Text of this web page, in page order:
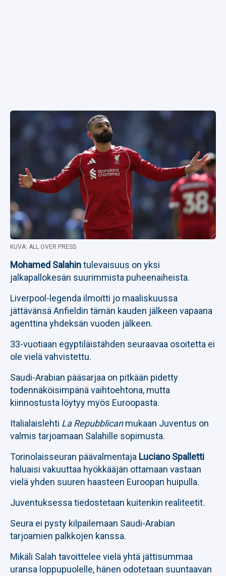
KUVA: ALL OVER PRESS
Mohamed Salahintulevaisuus on yksi
jalkapallokesän suurimmista puheenaiheista.
Liverpool-legenda ilmoitti jo maaliskuussa
jättävänsä Anfieldin tämän kauden jälkeen vapaana
agenttina yhdeksän vuoden jälkeen.
33-vuotiaan egyptiläistähden seuraavaa osoitetta ei
ole vielä vahvistettu.
Saudi-Arabian pääsarjaa on pitkään pidetty
todennäköisimpänä vaihtoehtona, mutta
kiinnostusta löytyy myös Euroopasta.
Italialaislehti La Repubblicanmukaan Juventus on
valmis tarjoamaan Salahille sopimusta.
Torinolaisseuran päävalmentaja Luciano Spalletti
haluaisi vakuuttaa hyökkääjän ottamaan vastaan
vielä yhden suuren haasteen Euroopan huipulla.
Juventuksessa tiedostetaan kuitenkin realiteetit.
Seura ei pysty kilpailemaan Saudi-Arabian
tarjoamien palkkojen kanssa.
Mikäli Salah tavoittelee vielä yhtä jättisummaa
uransa loppupuolelle, hänen odotetaan suuntaavan